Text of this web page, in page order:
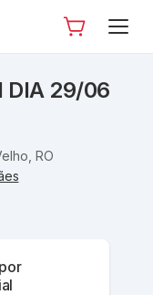
DIA 29/06
RO